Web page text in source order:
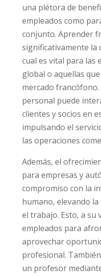
una plétora de
empleados como
conjunto. Aprender
significativamente la
cual es vital para las
global o aquellas
mercado
personal puede
clientes y socios en
impulsando el
las operaciones
Además, el
para empresas y
compromiso con la
humano, elevando
el trabajo. Esto, a su
empleados para
aprovechar
profesional.
un profesor